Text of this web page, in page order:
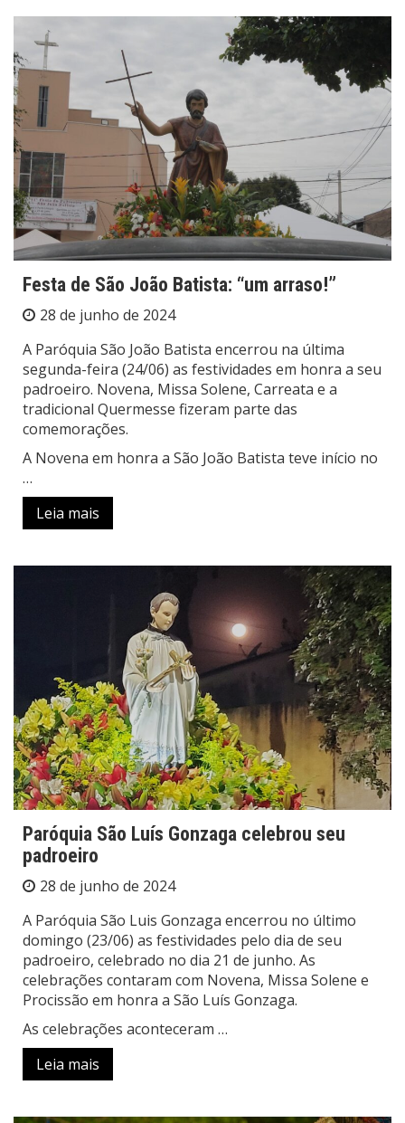
Festa de São João Batista: “um arraso!”
28 de junho de 2024
A Paróquia São João Batista encerrou na última
segunda-feira (24/06) as festividades em honra a seu
padroeiro. Novena, Missa Solene, Carreata e a
tradicional Quermesse fizeram parte das
comemorações.
A Novena em honra a São João Batista teve início no
…
Leia mais
Paróquia São Luís Gonzaga celebrou seu
padroeiro
28 de junho de 2024
A Paróquia São Luis Gonzaga encerrou no último
domingo (23/06) as festividades pelo dia de seu
padroeiro, celebrado no dia 21 de junho. As
celebrações contaram com Novena, Missa Solene e
Procissão em honra a São Luís Gonzaga.
As celebrações aconteceram …
Leia mais